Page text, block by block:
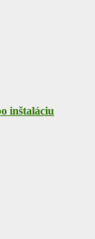
inštaláciu